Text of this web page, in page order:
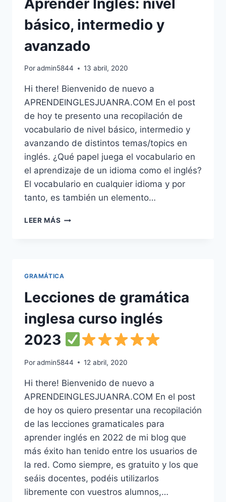
THE
CITY)
Aprender Inglés: nivel
básico, intermedio y
avanzado
Poradmin5844 13 abril, 2020
Hi there! Bienvenido de nuevo a
APRENDEINGLESJUANRA.COM En el post
de hoy te presento una recopilación de
vocabulario de nivel básico, intermedio y
avanzando de distintos temas/topics en
inglés. ¿Qué papel juega el vocabulario en
el aprendizaje de un idioma como el inglés?
El vocabulario en cualquier idioma y por
tanto, es también un elemento…
LEER MÁS LISTAS
AVANZADO
GRAMÁTICA
Lecciones de gramática
inglesa curso inglés
2023
Poradmin5844 12 abril, 2020
Hi there! Bienvenido de nuevo a
APRENDEINGLESJUANRA.COM En el post
de hoy os quiero presentar una recopilación
de las lecciones gramaticales para
aprender inglés en 2022 de mi blog que
más éxito han tenido entre los usuarios de
la red. Como siempre, es gratuito y los que
seáis docentes, podéis utilizarlos
libremente con vuestros alumnos,…